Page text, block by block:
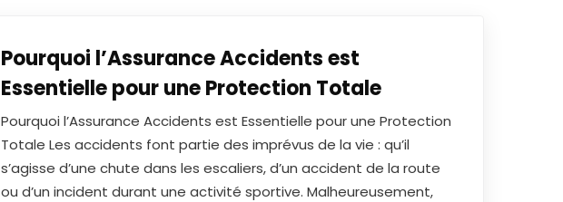
Pourquoi l’Assurance Accidents est
Essentielle pour une Protection Totale
Pourquoi l’Assurance Accidents est Essentielle pour une Protection
Totale Les accidents font partie des imprévus de la vie : qu’il
s’agisse d’une chute dans les escaliers, d’un accident de la route
ou d’un incident durant une activité sportive. Malheureusement,